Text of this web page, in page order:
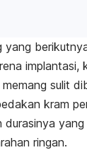
yang
implantasi,
sulit
kram
ringan.